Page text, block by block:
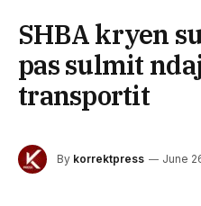
SHBA kryen
pas sulmit
transportit
By korrektpress June